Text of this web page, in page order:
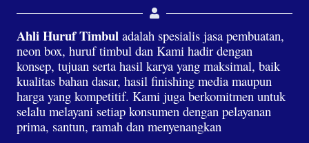
Ahli Huruf Timbul adalah spesialis jasa pembuatan,
neon box, huruf timbul dan Kami hadir dengan
konsep, tujuan serta hasil karya yang maksimal, baik
kualitas bahan dasar, hasil finishing media maupun
harga yang kompetitif. Kami juga berkomitmen untuk
selalu melayani setiap konsumen dengan pelayanan
prima, santun, ramah dan menyenangkan